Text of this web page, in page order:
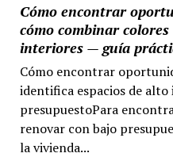
Cómo encontrar
cómo combinar
interiores — guía
Cómo encontrar
identifica espacios de
presupuestoPara
renovar con bajo
la vivienda...